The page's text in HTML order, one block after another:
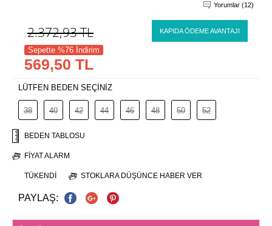
Yorumlar (12)
2.372,93TL KAPIDA ÖDEME AVANTAJI
Sepette %76 İndirim
569,50 TL
LÜTFEN BEDEN SEÇİNİZ
38 40 42 44 46 48 50 52
BEDEN TABLOSU
FIYAT ALARM
TÜKENDI STOKLARA DÜŞÜNCE HABER VER
PAYLAŞ: